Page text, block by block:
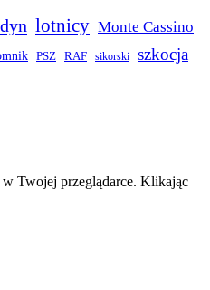
lotnicy Monte Cassino
PSZ RAF sikorski szkocja
Twojej przeglądarce. Klikając